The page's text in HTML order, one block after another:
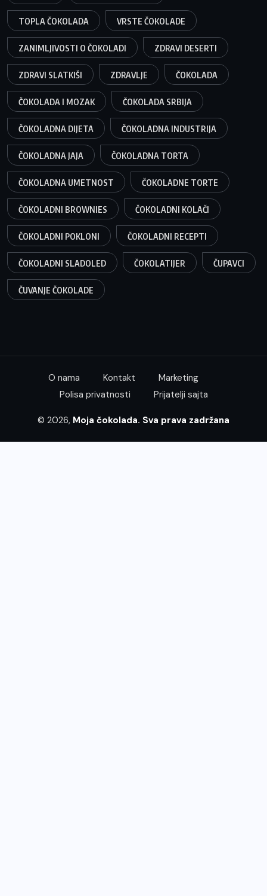
TOPLA ČOKOLADA VRSTE ČOKOLADE
ZANIMLJIVOSTI O ČOKOLADI ZDRAVI DESERTI
ZDRAVI SLATKIŠI ZDRAVLJE ČOKOLADA
ČOKOLADA I MOZAK ČOKOLADA SRBIJA
ČOKOLADNA DIJETA ČOKOLADNA INDUSTRIJA
ČOKOLADNA JAJA ČOKOLADNA TORTA
ČOKOLADNA UMETNOST ČOKOLADNE TORTE
ČOKOLADNI BROWNIES ČOKOLADNI KOLAČI
ČOKOLADNI POKLONI ČOKOLADNI RECEPTI
ČOKOLADNI SLADOLED ČOKOLATIJER ČUPAVCI
ČUVANJE ČOKOLADE
O nama Kontakt
Marketing
Polisa privatnosti
Prijatelji sajta
© 2026, Moja čokolada. Sva prava zadržana